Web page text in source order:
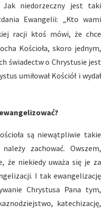
Jak niedorzeczny jest taki
Ewangelii: „Kto wami
racji ktoś mówi, że chce
Kościoła, skoro jednym,
świadectw o Chrystusie jest
umiłował Kościół i wydał
są niewątpliwie takie
zachować. Owszem,
że niekiedy uważa się je za
I tak ewangelizację
Chrystusa Pana tym,
katechizację,